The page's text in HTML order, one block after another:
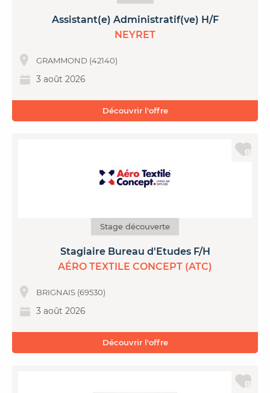
Assistant(e) Administratif(ve) H/F
NEYRET
GRAMMOND (42140)
3 août 2026
Découvrir l'offre
Stage découverte
Stagiaire Bureau d'Etudes F/H
AÉRO TEXTILE CONCEPT (ATC)
BRIGNAIS (69530)
3 août 2026
Découvrir l'offre